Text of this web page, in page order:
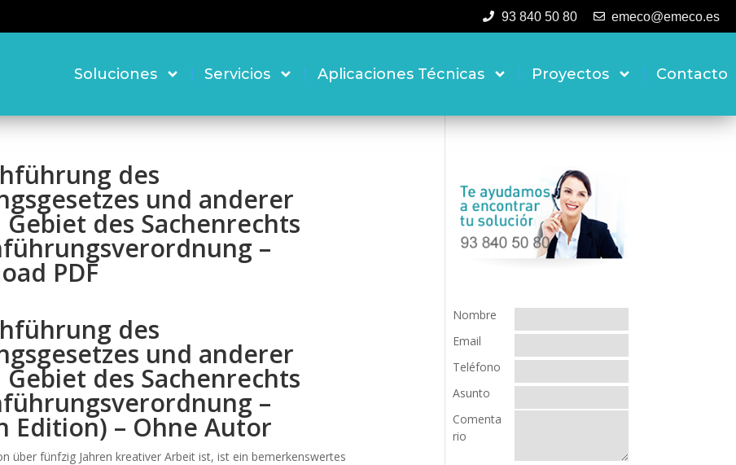
93 840 50 80 emeco@emeco.es
Soluciones Servicios Aplicaciones Técnicas Proyectos Contacto
des
und anderer
des Sachenrechts
–
PDF
des
und anderer
des Sachenrechts
–
Edition) – Ohne Autor
über fünfzig Jahren kreativer Arbeit ist, ist ein bemerkenswertes
Nombre
Email
Teléfono
Asunto
Comenta
rio